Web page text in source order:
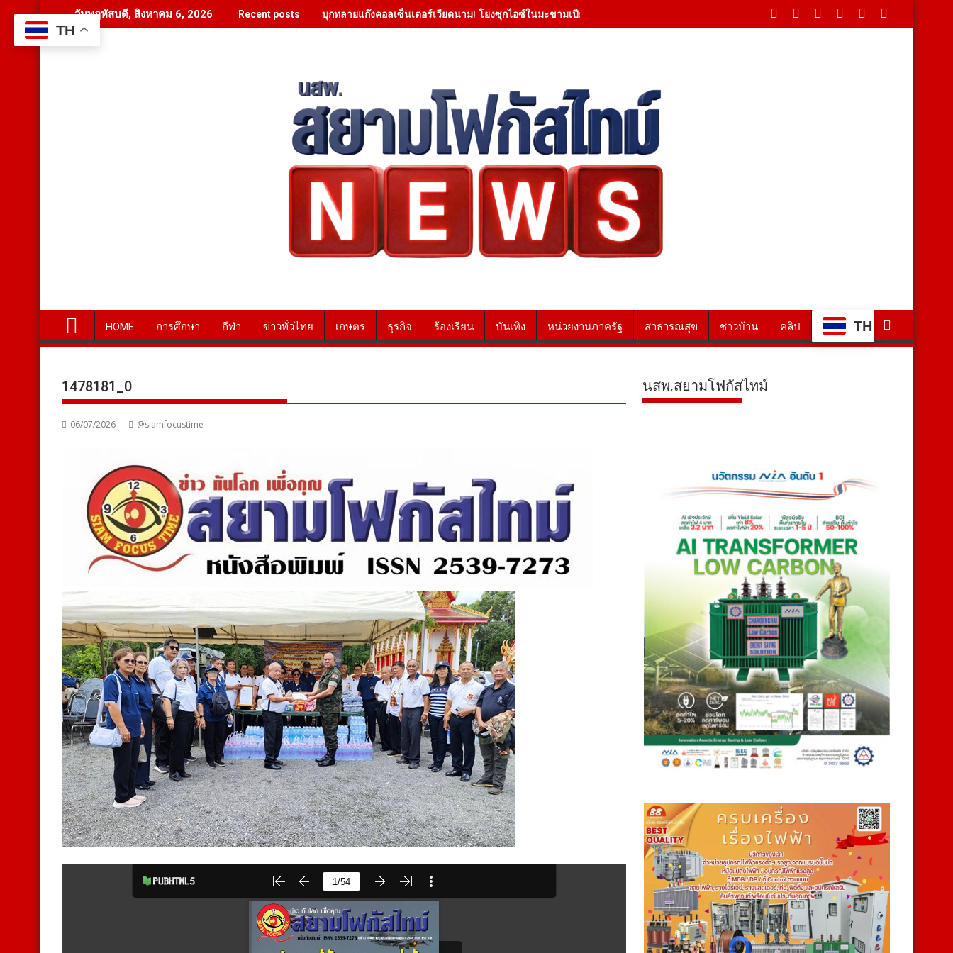
to
content
วันพฤหัสบดี, สิงหาคม 6, 2026 Recent posts บุกทลายแก๊งคอลเซ็นเตอร์เวียดนาม! โยงซุกไอซ์ในมะขามเปียกยึดทองกว่า 40 บาท-ไอโฟนเพียบ สาวหอบเงิน 1.5 แสนติดสินบนตำรวจ สุดท้ายโดน
HOME การศึกษา กีฬา ข่าวทั่วไทย เกษตร ธุรกิจ ร้องเรียน บันเทิง หน่วยงานภาครัฐ สาธารณสุข ชาวบ้าน คลิป TH
1478181_0
06/07/2026 @siamfocustime
นสพ.สยามโฟกัสไทม์
TH